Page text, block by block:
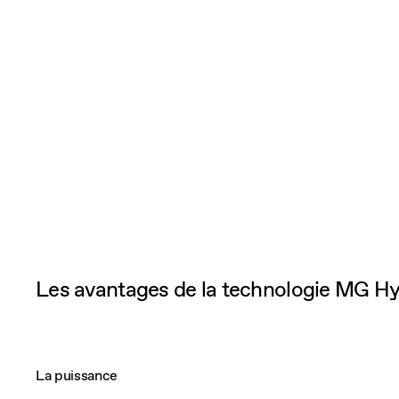
Les avantages de la technologie MG
La puissance